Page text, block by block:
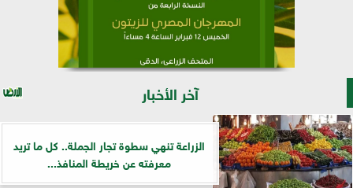
آخر الأخبار
الزراعة تنهي سطوة تجار الجملة.. كل ما تريد
معرفته عن خريطة المنافذ...